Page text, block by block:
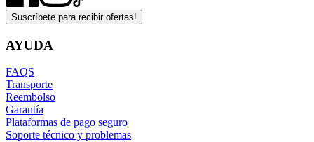
Suscríbete para recibir ofertas!
AYUDA
FAQS
Transporte
Reembolso
Garantía
Plataformas de pago seguro
Soporte técnico y problemas